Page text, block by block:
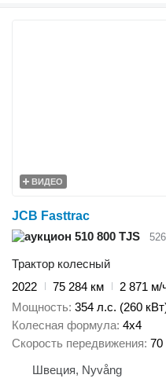
ВИДЕО
JCB Fasttrac
510 800 TJS
Трактор колесный
2022
75 284 км
2 871 м/
Мощность 354 л.с. (260
Колесная формула 4x4
Скорость передвижения 70
Швеция, Nyvång